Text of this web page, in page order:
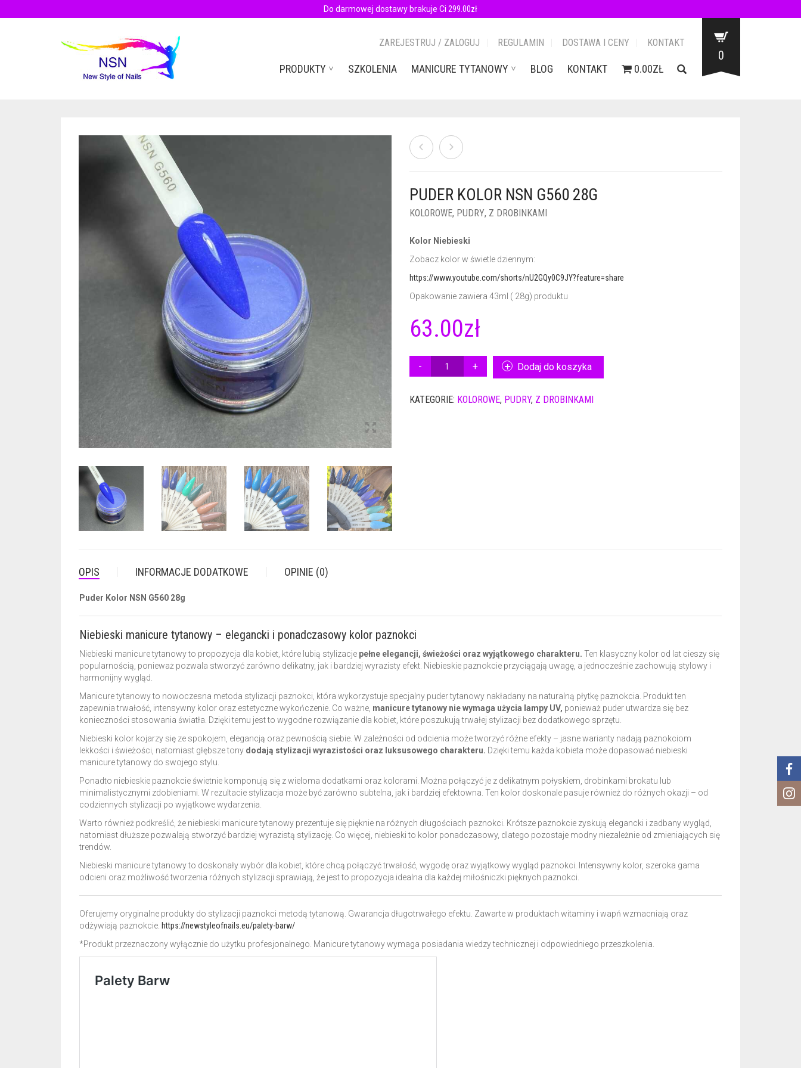
Do darmowej dostawy brakuje Ci 299.00zł
ZAREJESTRUJ / ZALOGUJ REGULAMIN DOSTAWA I CENY KONTAKT
PRODUKTY SZKOLENIA MANICURE TYTANOWY BLOG KONTAKT 0.00ZŁ
0
PUDER KOLOR NSN G560 28G
KOLOROWE, PUDRY, Z DROBINKAMI
Kolor Niebieski
Zobacz kolor w świetle dziennym:
https://www.youtube.com/shorts/nU2GQy0C9JY?feature=share
Opakowanie zawiera 43ml ( 28g) produktu
63.00zł
PUDER
NSN
Dodaj do koszyka
KATEGORIE: KOLOROWE, PUDRY, Z DROBINKAMI
OPIS INFORMACJE DODATKOWE OPINIE (0)
Puder Kolor NSN G560 28g
Niebieski manicure tytanowy – elegancki i ponadczasowy kolor paznokci
Niebieski manicure tytanowy to propozycja dla kobiet, które lubią stylizacje pełne elegancji, świeżości oraz wyjątkowego charakteru. Ten klasyczny kolor od lat cieszy się
popularnością, ponieważ pozwala stworzyć zarówno delikatny, jak i bardziej wyrazisty efekt. Niebieskie paznokcie przyciągają uwagę, a jednocześnie zachowują stylowy i
harmonijny wygląd.
Manicure tytanowy to nowoczesna metoda stylizacji paznokci, która wykorzystuje specjalny puder tytanowy nakładany na naturalną płytkę paznokcia. Produkt ten
zapewnia trwałość, intensywny kolor oraz estetyczne wykończenie. Co ważne, manicure tytanowy nie wymaga użycia lampy UV, ponieważ puder utwardza się bez
konieczności stosowania światła. Dzięki temu jest to wygodne rozwiązanie dla kobiet, które poszukują trwałej stylizacji bez dodatkowego sprzętu.
Niebieski kolor kojarzy się ze spokojem, elegancją oraz pewnością siebie. W zależności od odcienia może tworzyć różne efekty – jasne warianty nadają paznokciom
lekkości i świeżości, natomiast głębsze tony dodają stylizacji wyrazistości oraz luksusowego charakteru. Dzięki temu każda kobieta może dopasować niebieski
manicure tytanowy do swojego stylu.
Ponadto niebieskie paznokcie świetnie komponują się z wieloma dodatkami oraz kolorami. Można połączyć je z delikatnym połyskiem, drobinkami brokatu lub
minimalistycznymi zdobieniami. W rezultacie stylizacja może być zarówno subtelna, jak i bardziej efektowna. Ten kolor doskonale pasuje również do różnych okazji – od
codziennych stylizacji po wyjątkowe wydarzenia.
Warto również podkreślić, że niebieski manicure tytanowy prezentuje się pięknie na różnych długościach paznokci. Krótsze paznokcie zyskują elegancki i zadbany wygląd,
natomiast dłuższe pozwalają stworzyć bardziej wyrazistą stylizację. Co więcej, niebieski to kolor ponadczasowy, dlatego pozostaje modny niezależnie od zmieniających się
trendów.
Niebieski manicure tytanowy to doskonały wybór dla kobiet, które chcą połączyć trwałość, wygodę oraz wyjątkowy wygląd paznokci. Intensywny kolor, szeroka gama
odcieni oraz możliwość tworzenia różnych stylizacji sprawiają, że jest to propozycja idealna dla każdej miłośniczki pięknych paznokci.
Oferujemy oryginalne produkty do stylizacji paznokci metodą tytanową. Gwarancja długotrwałego efektu. Zawarte w produktach witaminy i wapń wzmacniają oraz
odżywiają paznokcie. https://newstyleofnails.eu/palety-barw/
*Produkt przeznaczony wyłącznie do użytku profesjonalnego. Manicure tytanowy wymaga posiadania wiedzy technicznej i odpowiedniego przeszkolenia.